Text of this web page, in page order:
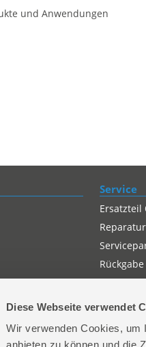
Diese Webseite verwendet
Wir verwenden Cookies, um
und Anwendungen
Service
Ersatzteil